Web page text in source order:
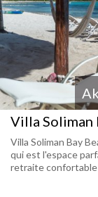
Villa Soliman
Villa Soliman Bay
qui est l'espace
retraite confortable